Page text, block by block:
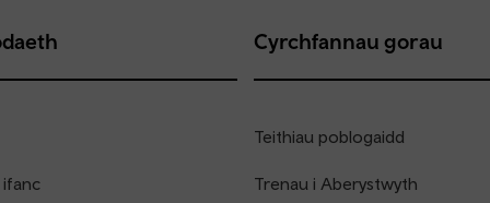
ifanc
Cyrchfannau gorau
Teithiau poblogaidd
Trenau i Aberystwyth